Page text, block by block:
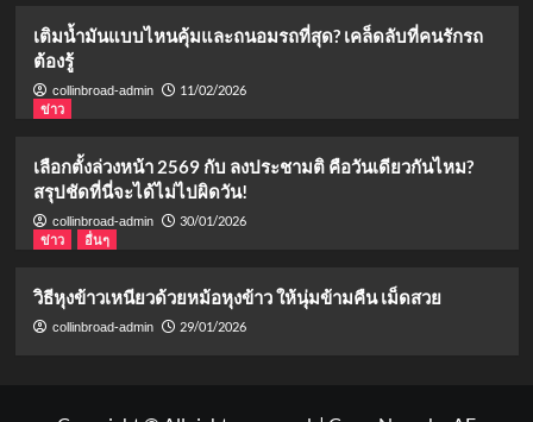
เติมน้ำมันแบบไหนคุ้มและถนอมรถที่สุด? เคล็ดลับที่คนรักรถ
ต้องรู้
collinbroad-admin
11/02/2026
ข่าว
เลือกตั้งล่วงหน้า 2569 กับ ลงประชามติ คือวันเดียวกันไหม?
สรุปชัดที่นี่จะได้ไม่ไปผิดวัน!
collinbroad-admin
30/01/2026
ข่าว
อื่นๆ
วิธีหุงข้าวเหนียวด้วยหม้อหุงข้าว ให้นุ่มข้ามคืน เม็ดสวย
collinbroad-admin 29/01/2026